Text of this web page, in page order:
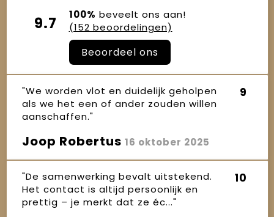
9.7 100% beveelt ons aan!
(152 beoordelingen)
Beoordeel ons
"We worden vlot en duidelijk geholpen
als we het een of ander zouden willen
aanschaffen."
9
Joop Robertus 16 oktober 2025
"De samenwerking bevalt uitstekend.
Het contact is altijd persoonlijk en
prettig – je merkt dat ze éc..."
10